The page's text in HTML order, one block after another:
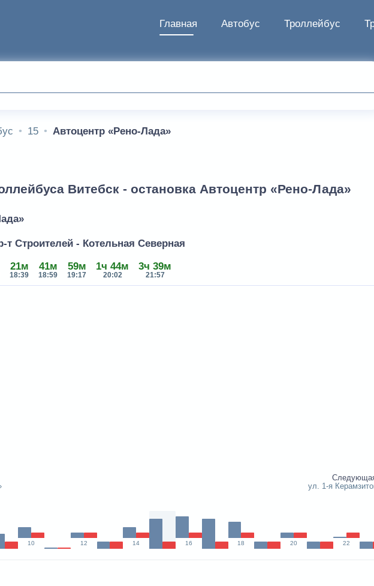
Главная Автобус Троллейбус
15 Автоцентр «Рено-Лада»
Витебск - остановка Автоцентр «Рено-Лада»
Строителей - Котельная Северная
21м
18:39
41м
18:59
59м
19:17
1ч 44м
20:02
3ч 39м
21:57
ул. 1-я
10 12 14 16 18 20 22